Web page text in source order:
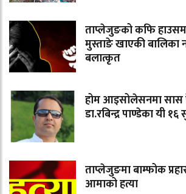
ताप्लेजुङको कफि
मुस्ताङे खाएकी
बलात्कृत
होम आइसोलेसनमा सास
डा.रबिन्द्र पाण्डेका यी
ताप्लेजुङमा बाम्फोक प्रहार
आमाको हत्या